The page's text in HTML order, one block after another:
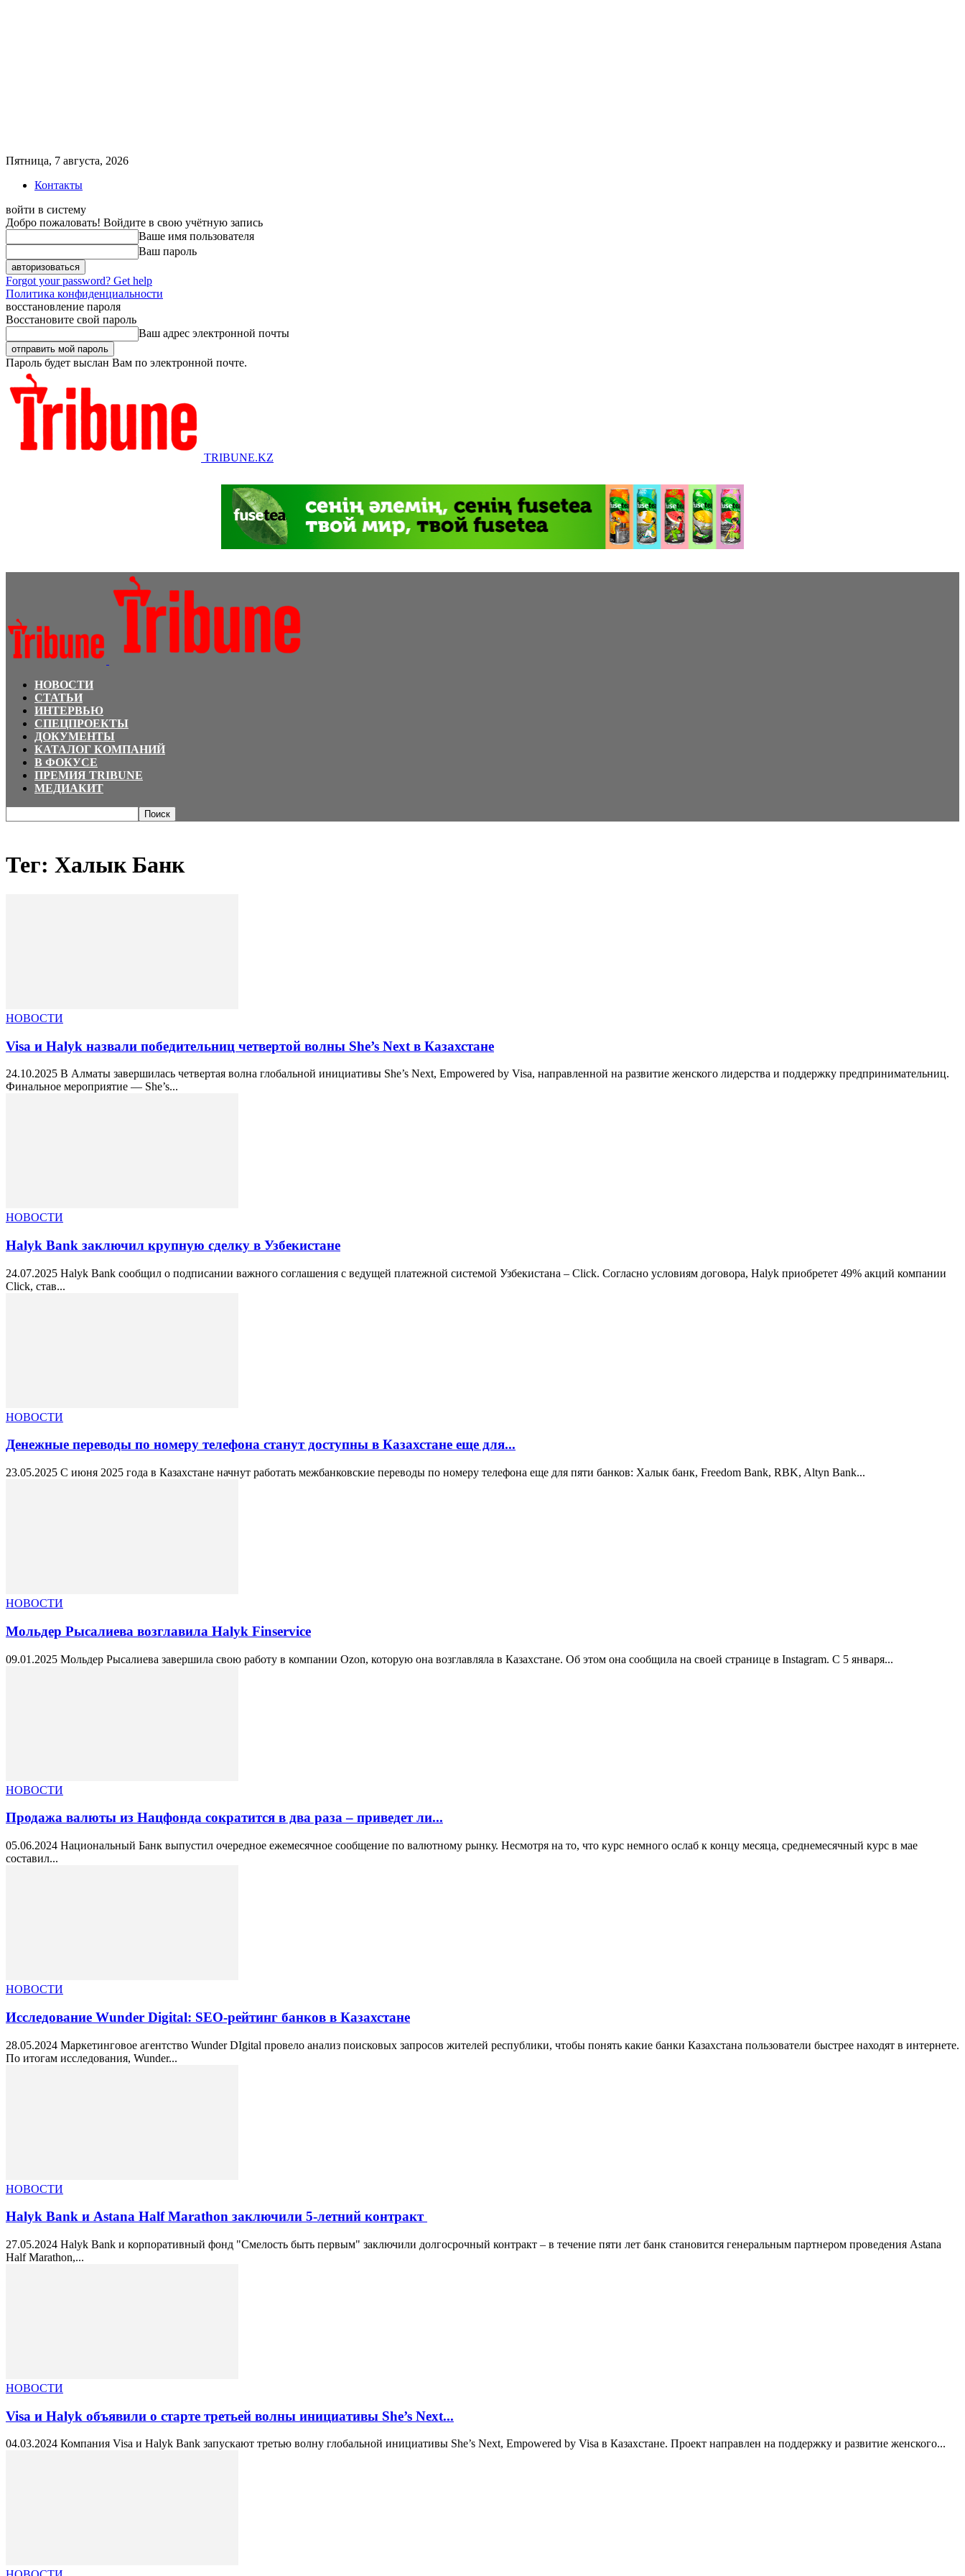
Пятница, 7 августа, 2026
Контакты
войти в систему
Добро пожаловать! Войдите в свою учётную запись
Ваше имя пользователя
Ваш пароль
Forgot your password? Get help
Политика конфиденциальности
восстановление пароля
Восстановите свой пароль
Ваш адрес электронной почты
Пароль будет выслан Вам по электронной почте.
TRIBUNE.KZ
НОВОСТИ
СТАТЬИ
ИНТЕРВЬЮ
СПЕЦПРОЕКТЫ
ДОКУМЕНТЫ
КАТАЛОГ КОМПАНИЙ
В ФОКУСЕ
ПРЕМИЯ TRIBUNE
МЕДИАКИТ
Тег: Халык Банк
НОВОСТИ
Visa и Halyk назвали победительниц четвертой волны She’s Next в Казахстане
24.10.2025 В Алматы завершилась четвертая волна глобальной инициативы She’s Next, Empowered by Visa, направленной на развитие женского лидерства и поддержку предпринимательниц.
Финальное мероприятие — She’s...
НОВОСТИ
Halyk Bank заключил крупную сделку в Узбекистане
24.07.2025 Halyk Bank сообщил о подписании важного соглашения с ведущей платежной системой Узбекистана – Click. Согласно условиям договора, Halyk приобретет 49% акций компании
Click, став...
НОВОСТИ
Денежные переводы по номеру телефона станут доступны в Казахстане еще для...
23.05.2025 С июня 2025 года в Казахстане начнут работать межбанковские переводы по номеру телефона еще для пяти банков: Халык банк, Freedom Bank, RBK, Altyn Bank...
НОВОСТИ
Мольдер Рысалиева возглавила Halyk Finservice
09.01.2025 Мольдер Рысалиева завершила свою работу в компании Ozon, которую она возглавляла в Казахстане. Об этом она сообщила на своей странице в Instagram. С 5 января...
НОВОСТИ
Продажа валюты из Нацфонда сократится в два раза – приведет ли...
05.06.2024 Национальный Банк выпустил очередное ежемесячное сообщение по валютному рынку. Несмотря на то, что курс немного ослаб к концу месяца, среднемесячный курс в мае
составил...
НОВОСТИ
Исследование Wunder Digital: SEO-рейтинг банков в Казахстане
28.05.2024 Маркетинговое агентство Wunder DIgital провело анализ поисковых запросов жителей республики, чтобы понять какие банки Казахстана пользователи быстрее находят в интернете.
По итогам исследования, Wunder...
НОВОСТИ
Halyk Bank и Astana Half Marathon заключили 5-летний контракт
27.05.2024 Halyk Bank и корпоративный фонд "Смелость быть первым" заключили долгосрочный контракт – в течение пяти лет банк становится генеральным партнером проведения Astana
Half Marathon,...
НОВОСТИ
Visa и Halyk объявили о старте третьей волны инициативы She’s Next...
04.03.2024 Компания Visa и Halyk Bank запускают третью волну глобальной инициативы She’s Next, Empowered by Visa в Казахстане. Проект направлен на поддержку и развитие женского...